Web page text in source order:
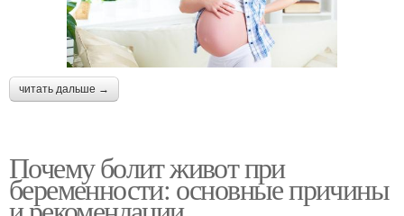
читать дальше →
Почему болит живот при
беременности: основные причины